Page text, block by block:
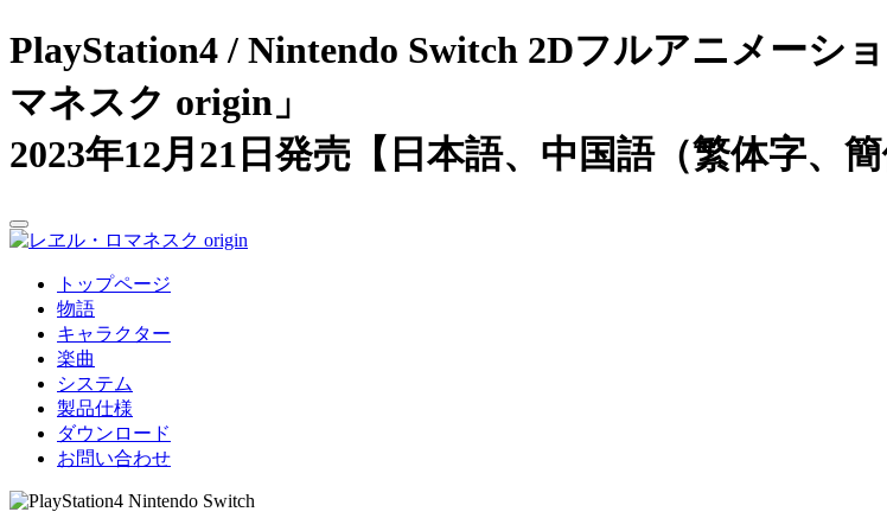
PlayStation4 / Nintendo Switch 2Dフルアニメーシ
マネスク origin」
2023年12月21日発売【日本語、中国語（繁体字、簡
トップページ
物語
キャラクター
楽曲
システム
製品仕様
ダウンロード
お問い合わせ